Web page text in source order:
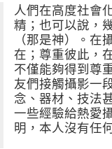
人們在高度社會
精；也可以說，
（那是神）。
在；尊重彼此，
不僅能夠得到尊
友們接觸攝影一
念、器材、技法
一些經驗給熱愛
明，本人沒有任